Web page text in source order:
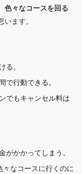
色々なコースを回る
ます。
る。
で行動できる。
でもキャンセル料は
がかかってしまう。
なコースに行くのに